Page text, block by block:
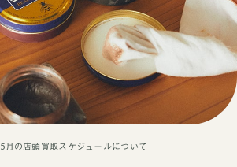
5月の店頭買取スケジュールについて